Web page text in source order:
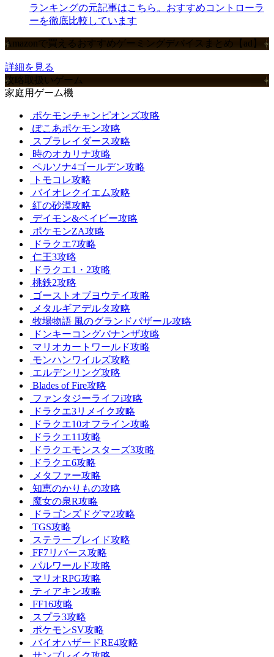
ランキングの元記事はこちら。おすすめコントローラ
ーを徹底比較しています
Amazonで買えるおすすめゲーミングデバイスまとめ【ad】
詳細を見る
攻略取扱いゲーム
家庭用ゲーム機
ポケモンチャンピオンズ攻略
ぽこあポケモン攻略
スプラレイダース攻略
時のオカリナ攻略
ペルソナ4ゴールデン攻略
トモコレ攻略
バイオレクイエム攻略
紅の砂漠攻略
デイモン&ベイビー攻略
ポケモンZA攻略
ドラクエ7攻略
仁王3攻略
ドラクエ1・2攻略
桃鉄2攻略
ゴーストオブヨウテイ攻略
メタルギアデルタ攻略
牧場物語 風のグランドバザール攻略
ドンキーコングバナンザ攻略
マリオカートワールド攻略
モンハンワイルズ攻略
エルデンリング攻略
Blades of Fire攻略
ファンタジーライフi攻略
ドラクエ3リメイク攻略
ドラクエ10オフライン攻略
ドラクエ11攻略
ドラクエモンスターズ3攻略
ドラクエ6攻略
メタファー攻略
知恵のかりもの攻略
魔女の泉R攻略
ドラゴンズドグマ2攻略
TGS攻略
ステラーブレイド攻略
FF7リバース攻略
パルワールド攻略
マリオRPG攻略
ティアキン攻略
FF16攻略
スプラ3攻略
ポケモンSV攻略
バイオハザードRE4攻略